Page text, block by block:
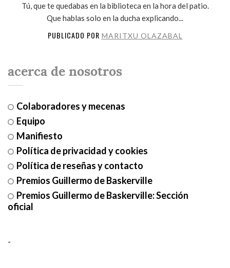
Tú, que te quedabas en la biblioteca en la hora del patio.
Que hablas solo en la ducha explicando...
PUBLICADO POR MARITXU OLAZABAL
acerca de nosotros
Colaboradores y mecenas
Equipo
Manifiesto
Política de privacidad y cookies
Política de reseñas y contacto
Premios Guillermo de Baskerville
Premios Guillermo de Baskerville: Sección
oficial
-